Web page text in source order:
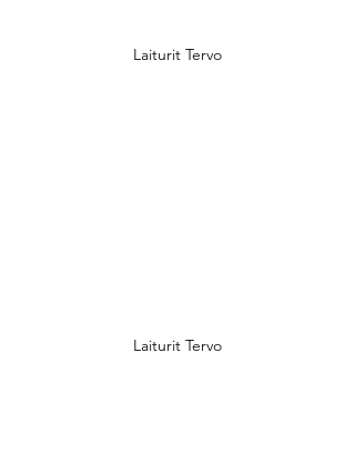
Laiturit Tervo
Laiturit Tervo